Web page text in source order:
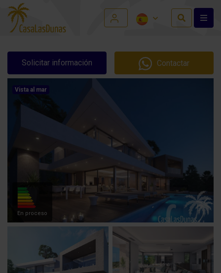
Solicitar información Contactar
Vista al mar
En proceso